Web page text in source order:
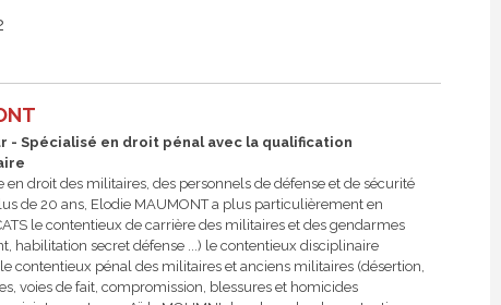
- Spécialisé en droit pénal avec la qualification
droit des militaires, des personnels de défense et de sécurité
de 20 ans, Elodie MAUMONT a plus particulièrement en
le contentieux de carrière des militaires et des gendarmes
habilitation secret défense ...) le contentieux disciplinaire
contentieux pénal des militaires et anciens militaires (désertion,
voies de fait, compromission, blessures et homicides